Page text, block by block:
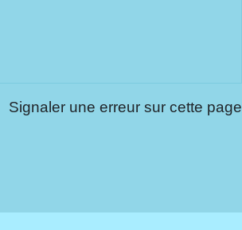
Signaler une erreur sur cette page